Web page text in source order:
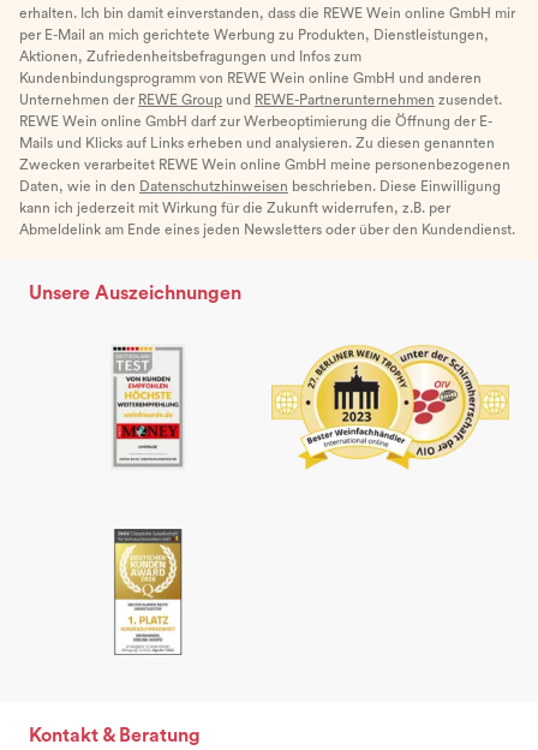
erhalten. Ich bin damit einverstanden, dass die REWE Wein online GmbH mir
per E-Mail an mich gerichtete Werbung zu Produkten, Dienstleistungen,
Aktionen, Zufriedenheitsbefragungen und Infos zum
Kundenbindungsprogramm von REWE Wein online GmbH und anderen
Unternehmen der REWE Group und REWE-Partnerunternehmen zusendet.
REWE Wein online GmbH darf zur Werbeoptimierung die Öffnung der E-
Mails und Klicks auf Links erheben und analysieren. Zu diesen genannten
Zwecken verarbeitet REWE Wein online GmbH meine personenbezogenen
Daten, wie in den Datenschutzhinweisen beschrieben. Diese Einwilligung
kann ich jederzeit mit Wirkung für die Zukunft widerrufen, z.B. per
Abmeldelink am Ende eines jeden Newsletters oder über den Kundendienst.
Unsere Auszeichnungen
Kontakt & Beratung